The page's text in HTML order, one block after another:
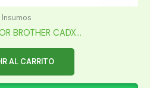
Insumos
BROTHER CADX...
AL CARRITO